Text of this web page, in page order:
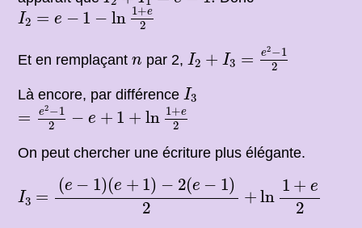
I2 = e − 1 − ln 1+e
2
I2=e−1 −ln1+e 2
Et en remplaçantn
n par 2, I2 + I3 = e2−1
2
−1 2
Là encore, par différence I3
I3
= e2−1
2
− e + 1 + ln 1+e
2
=e 2−12− e+1 +ln1+e2
On peut chercher une écriture plus élégante.
I3
I3 =
=
(e − 1)(e + 1) − 2(e − 1)
2
+ ln
1 + e
2
e (e+ ) −2( 1) ln1